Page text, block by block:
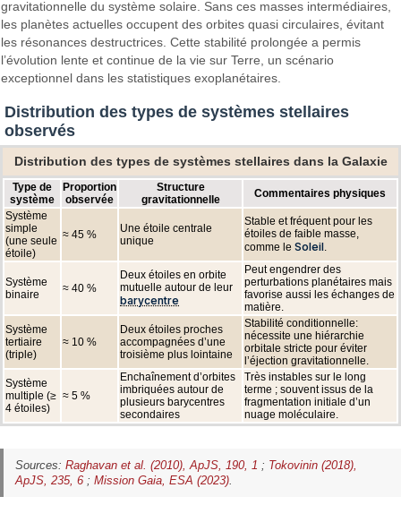
gravitationnelle du système solaire. Sans ces masses intermédiaires,
les planètes actuelles occupent des orbites quasi circulaires, évitant
les résonances destructrices. Cette stabilité prolongée a permis
l’évolution lente et continue de la vie sur Terre, un scénario
exceptionnel dans les statistiques exoplanétaires.
Distribution des types de systèmes stellaires
observés
Distribution des types de systèmes stellaires dans la Galaxie
Type de
système
Proportion
observée
Structure
gravitationnelle
Commentaires physiques
Système
simple
(une seule
étoile)
≈ 45 %
Une étoile centrale
unique
Stable et fréquent pour les
étoiles de faible masse,
comme le Soleil
Système
binaire
≈ 40 %
Deux étoiles en orbite
mutuelle autour de leur
barycentre
Peut engendrer des
perturbations planétaires mais
favorise aussi les échanges de
matière.
Système
tertiaire
(triple)
≈ 10 %
Deux étoiles proches
accompagnées d’une
troisième plus lointaine
Stabilité conditionnelle:
nécessite une hiérarchie
orbitale stricte pour éviter
l’éjection gravitationnelle.
Système
multiple (≥
4 étoiles)
≈ 5 %
Enchaînement d’orbites
imbriquées autour de
plusieurs barycentres
secondaires
Très instables sur le long
terme ; souvent issus de la
fragmentation initiale d’un
nuage moléculaire.
Sources: Raghavan et al. (2010),ApJS, 190, 1 ; Tokovinin (2018),
ApJS, 235, 6; Mission Gaia, ESA (2023).